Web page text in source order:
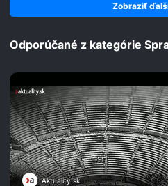
Zobraziť
Odporúčané z kategórie
Aktuality.sk